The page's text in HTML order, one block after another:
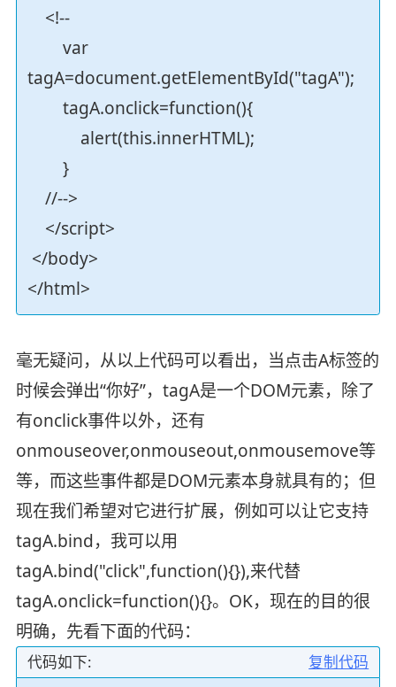
<!--
var
tagA=document.getElementById("tagA");
tagA.onclick=function(){
alert(this.innerHTML);
}
//-->
</script>
</body>
</html>
毫无疑问，从以上代码可以看出，当点击A标签的
时候会弹出“你好”，tagA是一个DOM元素，除了
有onclick事件以外，还有
onmouseover,onmouseout,onmousemove等
等，而这些事件都是DOM元素本身就具有的；但
现在我们希望对它进行扩展，例如可以让它支持
tagA.bind，我可以用
tagA.bind("click",function(){}),来代替
tagA.onclick=function(){}。OK，现在的目的很
明确，先看下面的代码：
复制代码
代码如下: